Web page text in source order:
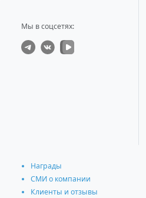
Мы в соцсетях:
Награды
СМИ о компании
Клиенты и отзывы